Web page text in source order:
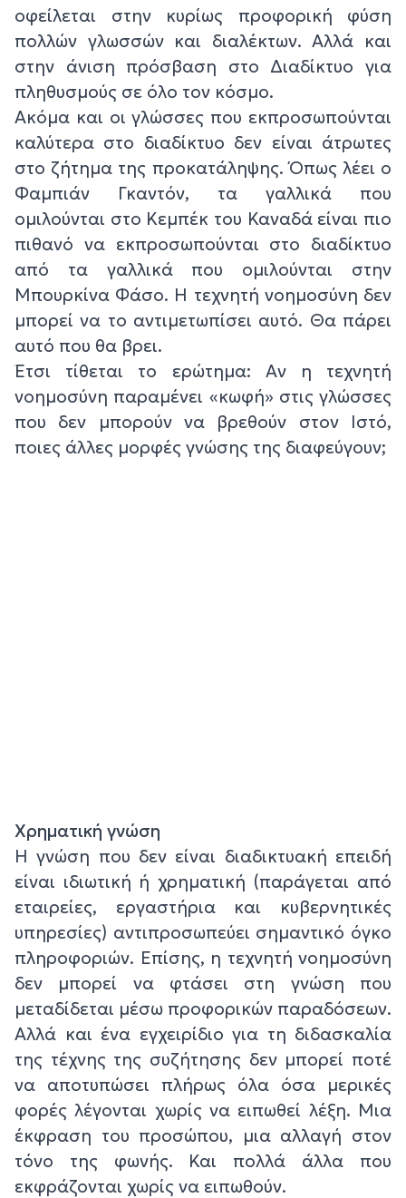
οφείλεται στην κυρίως προφορική φύση
πολλών γλωσσών και διαλέκτων. Αλλά και
στην άνιση πρόσβαση στο Διαδίκτυο για
πληθυσμούς σε όλο τον κόσμο.
Ακόμα και οι γλώσσες που εκπροσωπούνται
καλύτερα στο διαδίκτυο δεν είναι άτρωτες
στο ζήτημα της προκατάληψης. Όπως λέει ο
Φαμπιάν Γκαντόν, τα γαλλικά που
ομιλούνται στο Κεμπέκ του Καναδά είναι πιο
πιθανό να εκπροσωπούνται στο διαδίκτυο
από τα γαλλικά που ομιλούνται στην
Μπουρκίνα Φάσο. Η τεχνητή νοημοσύνη δεν
μπορεί να το αντιμετωπίσει αυτό. Θα πάρει
αυτό που θα βρει.
Έτσι τίθεται το ερώτημα: Αν η τεχνητή
νοημοσύνη παραμένει «κωφή» στις γλώσσες
που δεν μπορούν να βρεθούν στον Ιστό,
ποιες άλλες μορφές γνώσης της διαφεύγουν;
Χρηματική γνώση
Η γνώση που δεν είναι διαδικτυακή επειδή
είναι ιδιωτική ή χρηματική (παράγεται από
εταιρείες, εργαστήρια και κυβερνητικές
υπηρεσίες) αντιπροσωπεύει σημαντικό όγκο
πληροφοριών. Επίσης, η τεχνητή νοημοσύνη
δεν μπορεί να φτάσει στη γνώση που
μεταδίδεται μέσω προφορικών παραδόσεων.
Αλλά και ένα εγχειρίδιο για τη διδασκαλία
της τέχνης της συζήτησης δεν μπορεί ποτέ
να αποτυπώσει πλήρως όλα όσα μερικές
φορές λέγονται χωρίς να ειπωθεί λέξη. Μια
έκφραση του προσώπου, μια αλλαγή στον
τόνο της φωνής. Και πολλά άλλα που
εκφράζονται χωρίς να ειπωθούν.